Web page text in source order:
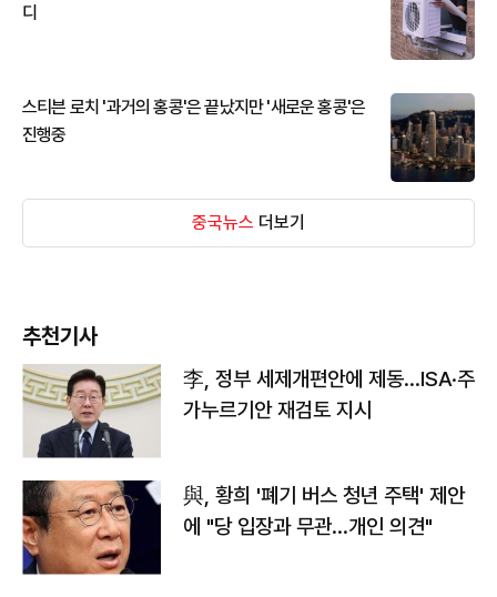
디
스티븐 로치 '과거의 홍콩'은 끝났지만 '새로운 홍콩'은
진행중
중국뉴스 더보기
추천기사
李, 정부 세제개편안에 제동…ISA·주
가누르기안 재검토 지시
與, 황희 '폐기 버스 청년 주택' 제안
에 "당 입장과 무관…개인 의견"